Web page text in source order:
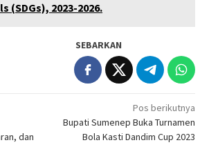
(SDGs), 2023-2026.
SEBARKAN
dan
Pos berikutnya
Bupati Sumenep Buka Turnamen
Bola Kasti Dandim Cup 2023